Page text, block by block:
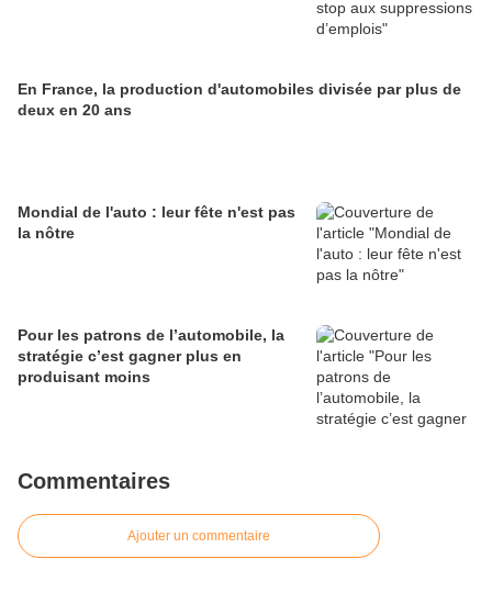
En France, la production d'automobiles divisée par plus de
deux en 20 ans
Mondial de l'auto : leur fête n'est pas
la nôtre
Pour les patrons de l’automobile, la
stratégie c’est gagner plus en
produisant moins
Commentaires
Ajouter un commentaire